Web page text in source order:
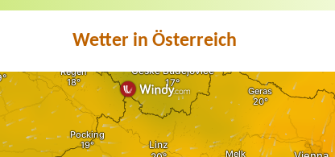
Wetter in Österreich